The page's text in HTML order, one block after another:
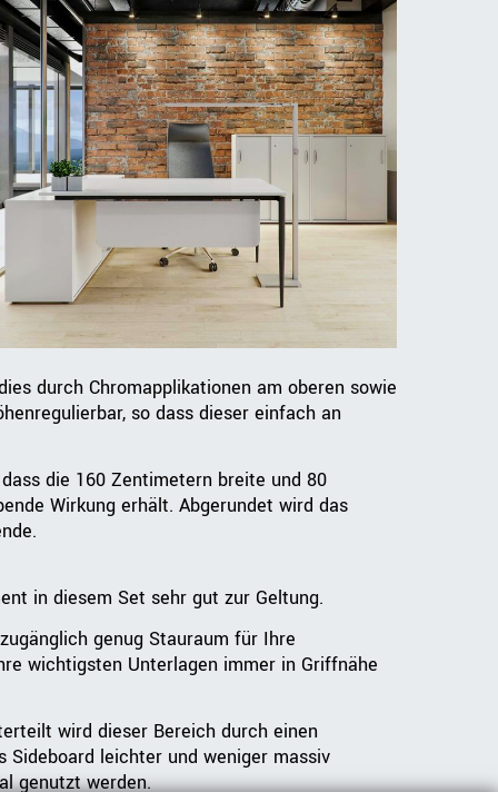
durch Chromapplikationen am oberen sowie
so dass dieser einfach an
die 160 Zentimetern breite und 80
Wirkung erhält. Abgerundet wird das
in diesem Set sehr gut zur Geltung.
genug Stauraum für Ihre
wichtigsten Unterlagen immer in Griffnähe
wird dieser Bereich durch einen
Sideboard leichter und weniger massiv
genutzt werden.